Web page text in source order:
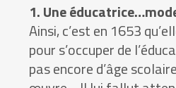
1. Une
Ainsi, c’est en 1653
pour s’occuper de
pas encore d’âge